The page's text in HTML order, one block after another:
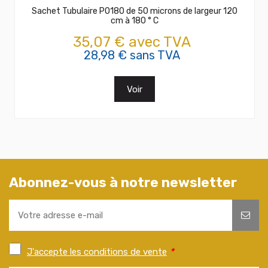
Sachet Tubulaire PO180 de 50 microns de largeur 120
cm à 180 ° C
35,07 € avec TVA
28,98 € sans TVA
Voir
Abonnez-vous à notre newsletter
J'accepte les conditions de vente *